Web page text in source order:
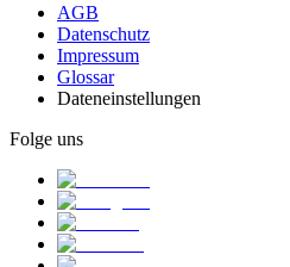
AGB
Datenschutz
Impressum
Glossar
Dateneinstellungen
Folge uns